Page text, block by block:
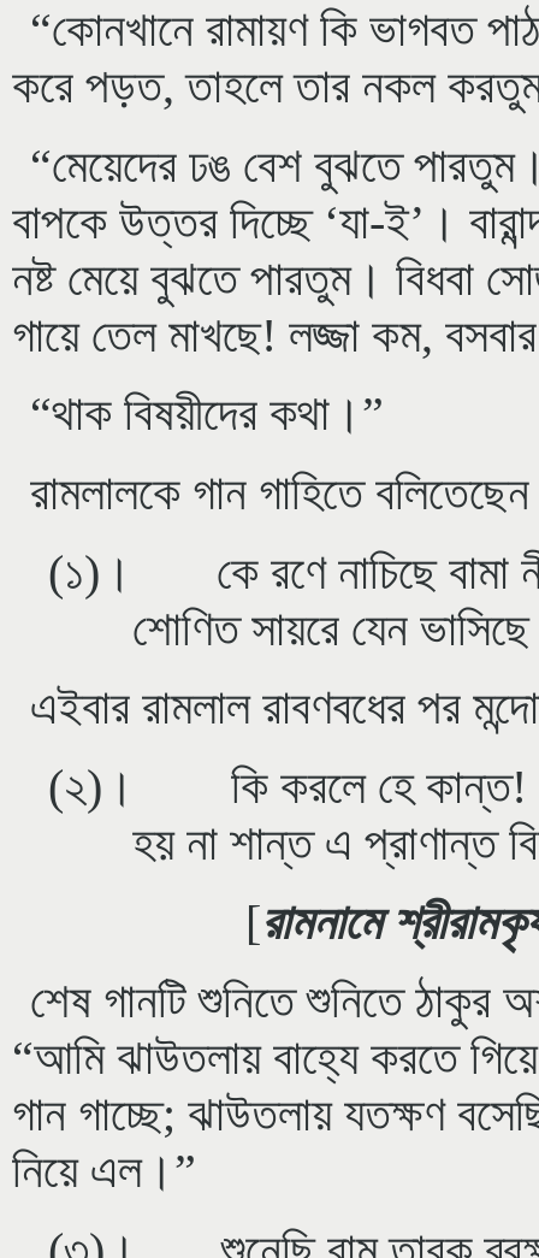
“কোনখানে রামায়ণ কি ভাগবত
করে পড়ত, তাহলে তার নকল
“মেয়েদের ঢঙ বেশ বুঝতে
বাপকে উত্তর দিচ্ছে ‘যা-ই’।
নষ্ট মেয়ে বুঝতে পারতুম। বিধবা
গায়ে তেল মাখছে! লজ্জা কম,
“থাক বিষয়ীদের কথা।”
রামলালকে গান গাহিতে
(১)। কে রণে নাচিছে বামা
শোণিত সায়রে যেন
এইবার রামলাল রাবণবধের পর
(২)। কি করলে হে কান্ত!
হয় না শান্ত এ প্রাণান্ত
[রামনামে
শেষ গানটি শুনিতে শুনিতে ঠাকুর
“আমি ঝাউতলায় বাহ্যে করতে
গান গাচ্ছে; ঝাউতলায় যতক্ষণ
নিয়ে এল।”